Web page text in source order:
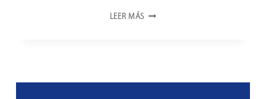
LEER MÁS LA